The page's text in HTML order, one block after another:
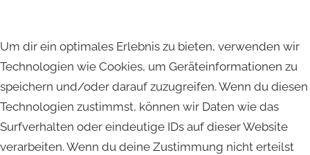
Um dir ein optimales Erlebnis zu bieten, verwenden wir
Technologien wie Cookies, um Geräteinformationen zu
speichern und/oder darauf zuzugreifen. Wenn du diesen
Technologien zustimmst, können wir Daten wie das
Surfverhalten oder eindeutige IDs auf dieser Website
verarbeiten. Wenn du deine Zustimmung nicht erteilst